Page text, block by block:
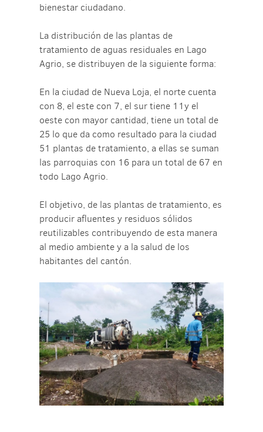
bienestar ciudadano.
La distribución de las plantas de
tratamiento de aguas residuales en Lago
Agrio, se distribuyen de la siguiente forma:
En la ciudad de Nueva Loja, el norte cuenta
con 8, el este con 7, el sur tiene 11y el
oeste con mayor cantidad, tiene un total de
25 lo que da como resultado para la ciudad
51 plantas de tratamiento, a ellas se suman
las parroquias con 16 para un total de 67 en
todo Lago Agrio.
El objetivo, de las plantas de tratamiento, es
producir afluentes y residuos sólidos
reutilizables contribuyendo de esta manera
al medio ambiente y a la salud de los
habitantes del cantón.